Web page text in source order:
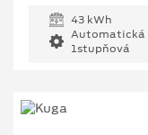
43 kWh
Automatická
1stupňová